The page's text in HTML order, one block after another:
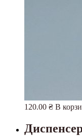
120.00 ₴ В